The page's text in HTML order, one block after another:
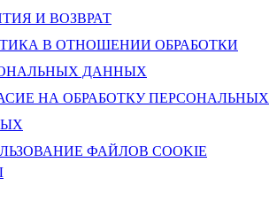
И ВОЗВРАТ
В ОТНОШЕНИИ ОБРАБОТКИ
ДАННЫХ
НА ОБРАБОТКУ ПЕРСОНАЛЬНЫХ
ФАЙЛОВ COOKIE